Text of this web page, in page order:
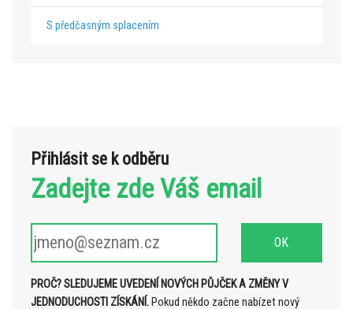
S předčasným splacením
Přihlásit se k odběru
Zadejte zde Váš email
PROČ? SLEDUJEME UVEDENÍ NOVÝCH PŮJČEK A ZMĚNY V
JEDNODUCHOSTI ZÍSKÁNÍ. Pokud někdo začne nabízet nový